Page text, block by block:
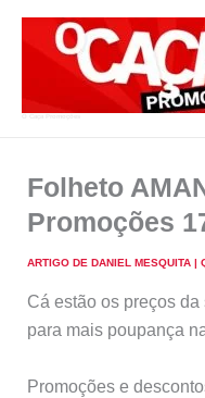
Folheto
Promoções
ARTIGO DE DANIEL MESQUITA |
Cá estão os preços
para mais poupança
Promoções e